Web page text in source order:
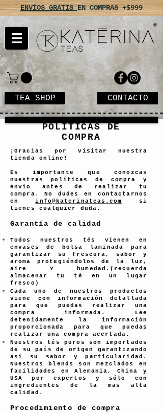
ENVÍOS GRATISEN COMPRAS +$999
TEA SHOP CONTACTO
POLÍTICAS DE
COMPRA
¡Gracias por visitar nuestra
tienda online!
Es importante que conozcas
nuestras políticas de compra y
envío antes de realizar tu
compra. No dudes en contactarnos
eninfo@katerinateas.com
si
tienes cualquier duda.
Garantía de calidad
Todos nuestros tés vienen en
envases de bolsa laminada para
garantizar su frescura, sabor y
aroma protegiéndolos de la luz,
aire Y humedad.(recuerda
almacenar tu té en un lugar
fresco)
Cada uno de nuestros productos
viene con información detallada
para que puedas realizar una
compra informada. Lee
detenidamente la información
proporcionada para que puedas
realizar una compra acertada.
Nuestros tés puros son importados
de su país de origen garantizando
así su sabor y particularidad.
Nuestros blends son mezclados en
facilidades en Alemania, China y
USA por expertos y sólo con
ingredientes de la mas alta
calidad.
Procedimiento de compra